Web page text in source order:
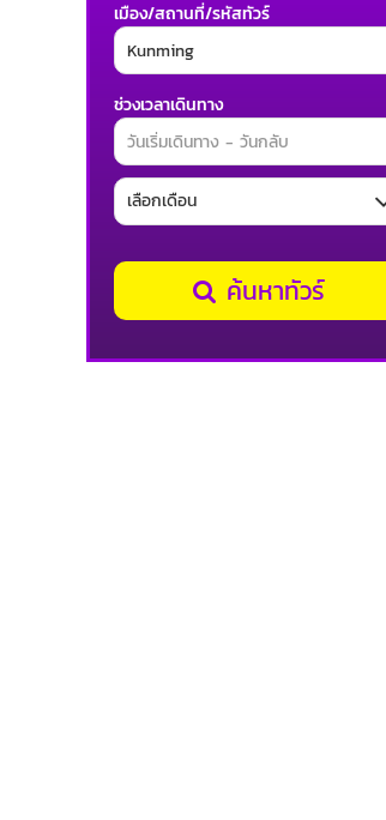
ช่วงเวลาเดินทาง
เมือง/สถานที่/รหัสทัวร์
ค้นหาทัวร์